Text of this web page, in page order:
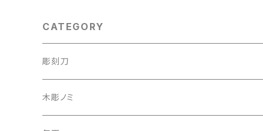
CATEGORY
彫刻刀
彫刻刀セット
木彫ノミ